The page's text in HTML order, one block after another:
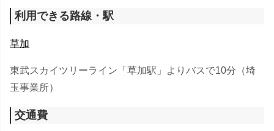
利用できる路線・駅
草加
東武スカイツリーライン「草加駅」よりバスで10分（埼
玉事業所）
交通費